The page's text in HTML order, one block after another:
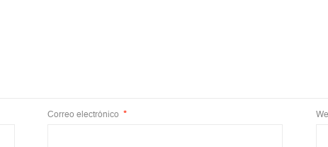
Correo electrónico *